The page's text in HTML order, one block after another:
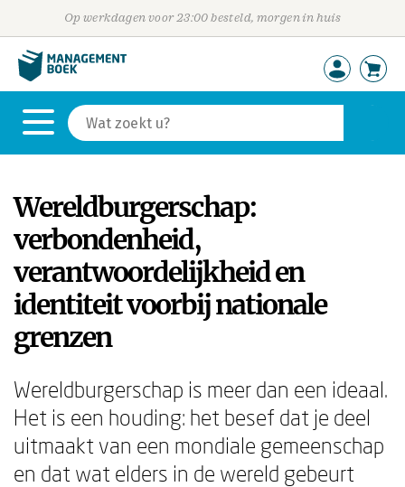
Op werkdagen voor 23:00 besteld, morgen in huis
Wereldburgerschap:
verbondenheid,
verantwoordelijkheid en
identiteit voorbij nationale
grenzen
Wereldburgerschap is meer dan een ideaal.
Het is een houding: het besef dat je deel
uitmaakt van een mondiale gemeenschap
en dat wat elders in de wereld gebeurt